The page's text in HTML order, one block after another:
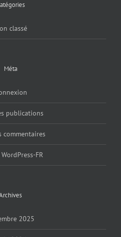
classé
Méta
publications
commentaires
FR
2025